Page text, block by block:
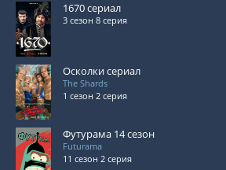
1670 сериал
3 сезон 8 серия
Осколки сериал
The Shards
1 сезон 2 серия
Футурама 14 сезон
Futurama
11 сезон 2 серия